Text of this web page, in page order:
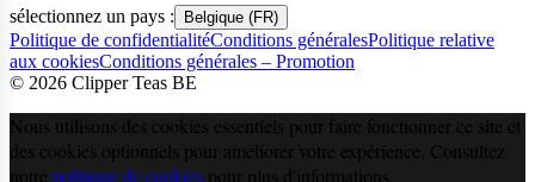
sélectionnez un pays : Belgique (FR)
Politique de confidentialitéConditions généralesPolitique relative
aux cookiesConditions générales – Promotion
© 2026 Clipper Teas BE
Nous utilisons des cookies essentiels pour faire fonctionner ce site et
des cookies optionnels pour améliorer votre expérience. Consultez
notre politique de cookies pour plus d'informations.